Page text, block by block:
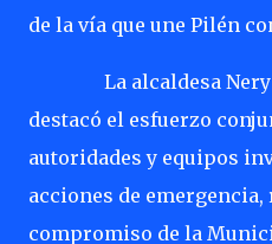
de la vía que une Pilén
La alcaldesa
destacó el esfuerzo
autoridades y equipos
acciones de
compromiso de la